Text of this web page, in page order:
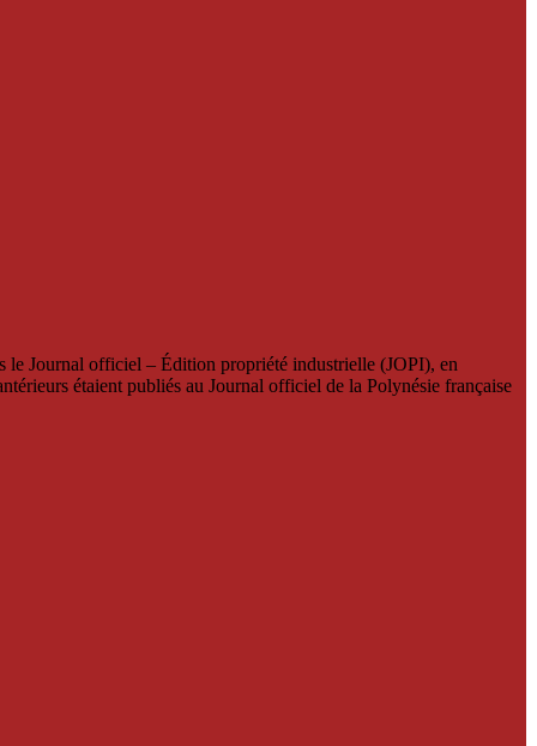
le Journal officiel – Édition propriété industrielle (JOPI), en
étaient publiés au Journal officiel de la Polynésie française